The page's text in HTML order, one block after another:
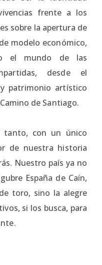
frente a los
sobre la apertura de
modelo económico,
el mundo de las
desde el
patrimonio artístico
de Santiago.
tanto, con un único
de nuestra historia
Nuestro país ya no
España de Caín,
toro, sino la alegre
si los busca, para